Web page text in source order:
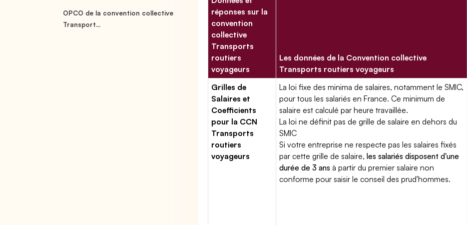
OPCO de la convention collective
Transport...
réponses sur la
convention
collective
Transports
routiers
voyageurs
Les données de la Convention collective
Transports routiers voyageurs
Grilles de
Salaires et
Coefficients
pour la CCN
Transports
routiers
voyageurs
La loi fixe des minima de salaires, notamment le SMIC,
pour tous les salariés en France. Ce minimum de
salaire est calculé par heure travaillée.
La loi ne définit pas de grille de salaire en dehors du
SMIC
Si votre entreprise ne respecte pas les salaires fixés
par cette grille de salaire,les salariés disposent d'une
durée de 3 ans à partir du premier salaire non
conforme pour saisir le conseil des prud'hommes.